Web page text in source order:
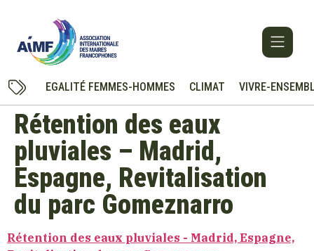
EGALITÉ FEMMES-HOMMES CLIMAT VIVRE-
Rétention des eaux
pluviales – Madrid,
Espagne, Revitalisation
du parc Gomeznarro
Rétention des eaux pluviales - Madrid, Espagne,